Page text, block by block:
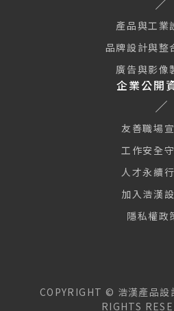
產品與工業
品牌設計與整
廣告與影像
企業公開
友善職場
工作安全
人才永續
加入浩漢
隱私權政
COPYRIGHT © 浩漢產品設
RIGHTS